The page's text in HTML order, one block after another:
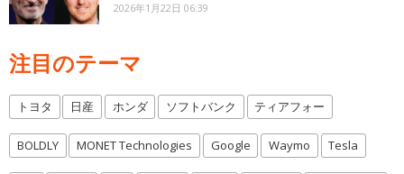
2026年1月22日 06:39
注目のテーマ
トヨタ 日産 ホンダ ソフトバンク ティアフォー
BOLDLY MONET Technologies Google Waymo Tesla